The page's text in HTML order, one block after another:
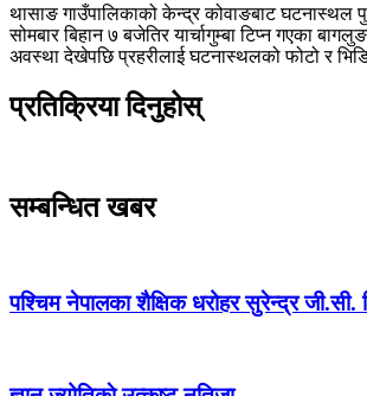
थासाङ गाउँपालिकाको केन्द्र कोवाङबाट घटनास्थल
सोमबार बिहान ७ बजेतिर यार्चागुम्बा टिप्न गएका
अवस्था देखेपछि प्रहरीलाई घटनास्थलको फोटो र
प्रतिक्रिया दिनुहोस्
सम्बन्धित खबर
पश्चिम नेपालका शैक्षिक धरोहर सुरेन्द्र जी.सी.